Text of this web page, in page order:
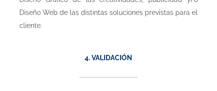
Diseño Web de las distintas soluciones previstas para el
cliente.
4. VALIDACIÓN